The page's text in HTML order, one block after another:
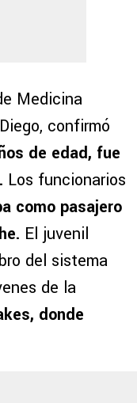
Medicina
confirmó
de edad, fue
Los funcionarios
como pasajero
El juvenil
del sistema
de la
donde